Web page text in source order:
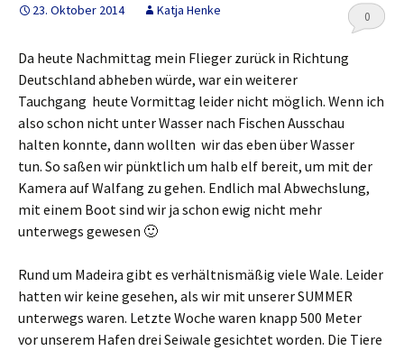
23. Oktober 2014 Katja Henke 0
Da heute Nachmittag mein Flieger zurück in Richtung
Deutschland abheben würde, war ein weiterer
Tauchgang heute Vormittag leider nicht möglich. Wenn ich
also schon nicht unter Wasser nach Fischen Ausschau
halten konnte, dann wollten wir das eben über Wasser
tun. So saßen wir pünktlich um halb elf bereit, um mit der
Kamera auf Walfang zu gehen. Endlich mal Abwechslung,
mit einem Boot sind wir ja schon ewig nicht mehr
unterwegs gewesen 🙂
Rund um Madeira gibt es verhältnismäßig viele Wale. Leider
hatten wir keine gesehen, als wir mit unserer SUMMER
unterwegs waren. Letzte Woche waren knapp 500 Meter
vor unserem Hafen drei Seiwale gesichtet worden. Die Tiere